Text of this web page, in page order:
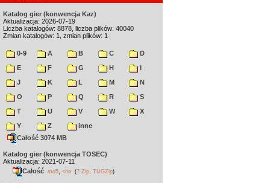
Katalog gier (konwencja Kaz)
Aktualizacja: 2026-07-19
Liczba katalogów: 8878, liczba plików: 40040
Zmian katalogów: 1, zmian plików: 1
0-9 A B C
D
E
F G H
I
J
K L M
N
O
P Q R
S
T
U V W
X
Y
Z
inne
Całość 3074 MB
Katalog gier (konwencja TOSEC)
Aktualizacja: 2021-07-11
Całość md5 sha (7-Zip TUGZip)